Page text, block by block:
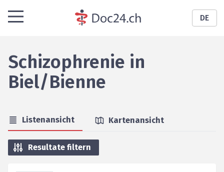
DE
Schizophrenie in
Biel/Bienne
Listenansicht Kartenansicht
Resultate filtern